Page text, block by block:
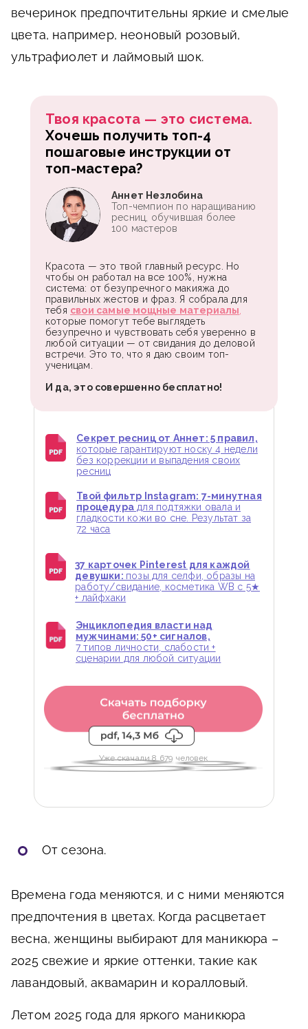
вечеринок предпочтительны яркие и смелые
цвета, например, неоновый розовый,
ультрафиолет и лаймовый шок.
Твоя красота — это система.
Хочешь получить топ-4
пошаговые инструкции от
топ-мастера?
Красота — это твой главный ресурс. Но
чтобы он работал на все 100%, нужна
система: от безупречного макияжа до
правильных жестов и фраз. Я собрала для
тебя свои самые мощные материалы,
которые помогут тебе выглядеть
безупречно и чувствовать себя уверенно в
любой ситуации — от свидания до деловой
встречи. Это то, что я даю своим топ-
ученицам.
И да, это совершенно бесплатно!
Аннет Незлобина
Топ-чемпион по наращиванию
ресниц, обучившая более
100 мастеров
Секрет ресниц от Аннет: 5 правил,
которые гарантируют носку 4 недели
без коррекции и выпадения своих
ресниц
Твой фильтр Instagram: 7-минутная
процедурадля подтяжки овала и
гладкости кожи во сне. Результат за
72 часа
Уже скачали 8 679 человек
37 карточек Pinterest для каждой
девушки: позы для селфи, образы на
работу/свидание, косметика WB с 5★
+ лайфхаки
Энциклопедия власти над
мужчинами: 50+ сигналов,
7 типов личности, слабости +
сценарии для любой ситуации
От сезона.
Времена года меняются, и с ними меняются
предпочтения в цветах. Когда расцветает
весна, женщины выбирают для маникюра –
2025 свежие и яркие оттенки, такие как
лавандовый, аквамарин и коралловый.
Летом 2025 года для яркого маникюра